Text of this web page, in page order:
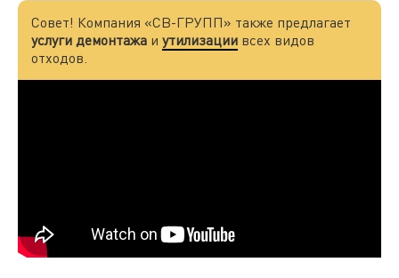
Совет! Компания «СВ-ГРУПП» также предлагает
услуги демонтажа и утилизации всех видов
отходов.